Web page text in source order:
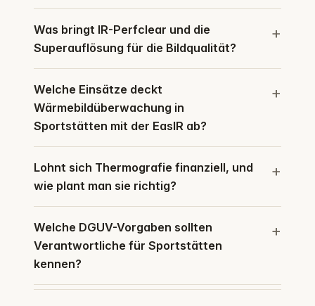
Was bringt IR-Perfclear und die
Superauflösung für die Bildqualität?
Welche Einsätze deckt
Wärmebildüberwachung in
Sportstätten mit der EasIR ab?
Lohnt sich Thermografie finanziell, und
wie plant man sie richtig?
Welche DGUV-Vorgaben sollten
Verantwortliche für Sportstätten
kennen?